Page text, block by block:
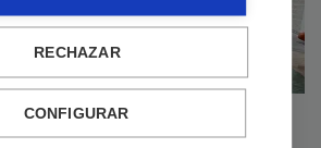
están realizadas en 3
RECHAZAR
CONFIGURAR